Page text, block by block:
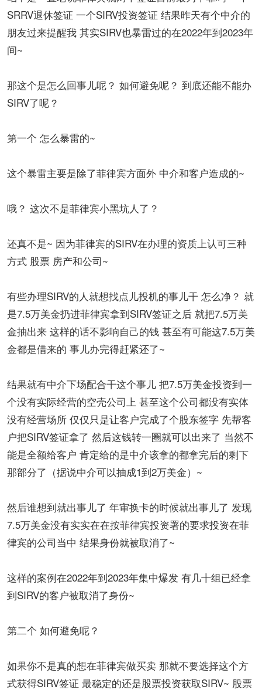
SRRV退休签证 一个SIRV投资签证 结果昨天有个中介的
朋友过来提醒我 其实SIRV也暴雷过的在2022年到2023年
间~
那这个是怎么回事儿呢？ 如何避免呢？ 到底还能不能办
SIRV了呢？
第一个 怎么暴雷的~
这个暴雷主要是除了菲律宾方面外 中介和客户造成的~
哦？ 这次不是菲律宾小黑坑人了？
还真不是~ 因为菲律宾的SIRV在办理的资质上认可三种
方式 股票 房产和公司~
有些办理SIRV的人就想找点儿投机的事儿干 怎么净？ 就
是7.5万美金扔进菲律宾拿到SIRV签证之后 就把7.5万美
金抽出来 这样的话不影响自己的钱 甚至有可能这7.5万美
金都是借来的 事儿办完得赶紧还了~
结果就有中介下场配合干这个事儿 把7.5万美金投资到一
个没有实际经营的空壳公司上 甚至这个公司都没有实体
没有经营场所 仅仅只是让客户完成了个股东签字 先帮客
户把SIRV签证拿了 然后这钱转一圈就可以出来了 当然不
能是全额给客户 肯定给的是中介该拿的都拿完后的剩下
那部分了（据说中介可以抽成1到2万美金）~
然后谁想到就出事儿了 年审换卡的时候就出事儿了 发现
7.5万美金没有实实在在按菲律宾投资署的要求投资在菲
律宾的公司当中 结果身份就被取消了~
这样的案例在2022年到2023年集中爆发 有几十组已经拿
到SIRV的客户被取消了身份~
第二个 如何避免呢？
如果你不是真的想在菲律宾做买卖 那就不要选择这个方
式获得SIRV签证 最稳定的还是股票投资获取SIRV~ 股票